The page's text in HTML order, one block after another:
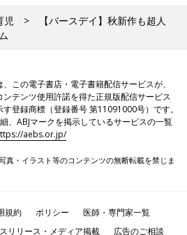
児
【バースデイ】秋新作も超人
この電子書店・電子書籍配信サービスが、
ンテンツ使用許諾を得た正規版配信サービス
登録商標（登録番号 第11091000号）です。
、ABJマークを掲示しているサービスの一覧
aebs.or.jp/
真・イラスト等のコンテンツの無断転載を禁じま
規約 ポリシー
医師・専門家一覧
リリース・メディア掲載 広告のご相談